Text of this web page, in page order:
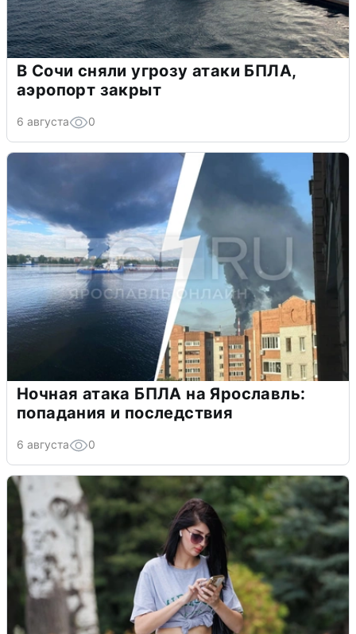
В Сочи сняли угрозу атаки БПЛА,
аэропорт закрыт
6 августа 0
Ночная атака БПЛА на Ярославль:
попадания и последствия
6 августа 0